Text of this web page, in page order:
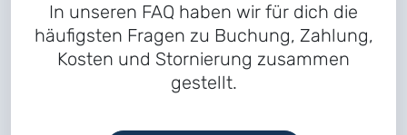
In unseren FAQ haben wir für dich die
häufigsten Fragen zu Buchung, Zahlung,
Kosten und Stornierung zusammen
gestellt.